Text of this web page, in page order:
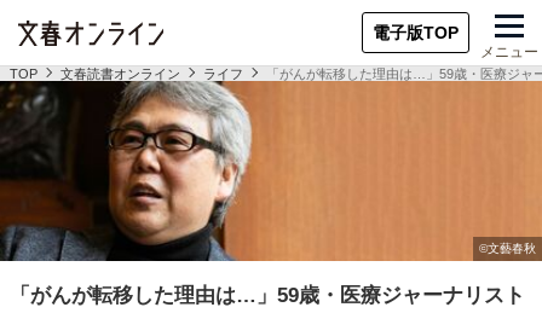
電子版TOP
メニュー
TOP 文春読書オンライン ライフ 「がんが転移した理由は…」59歳・医療ジ
「がんが転移した理由は…」59歳・医療ジャーナリスト